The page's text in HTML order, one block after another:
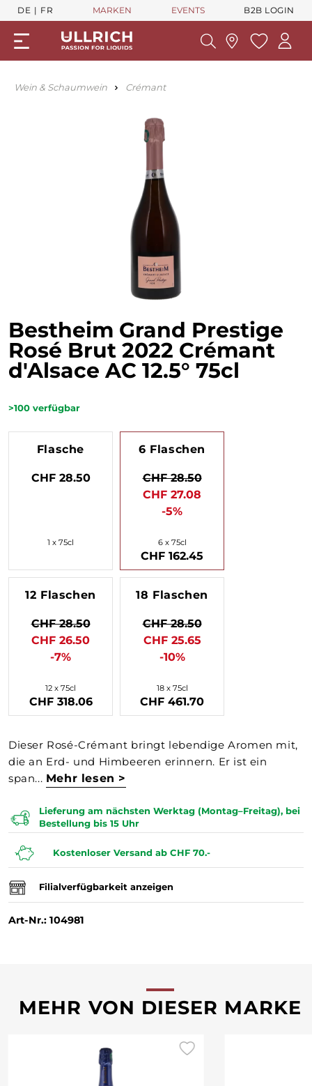
DE FR MARKEN EVENTS B2B LOGIN
Wein & Schaumwein Crémant
Bestheim Grand Prestige
Rosé Brut 2022 Crémant
d'Alsace AC 12.5° 75cl
>100 verfügbar
Flasche
CHF 28.50
1 x 75cl
6 Flaschen
CHF 28.50
CHF 27.08
-5%
6 x 75cl
CHF 162.45
12 Flaschen
CHF 28.50
CHF 26.50
-7%
12 x 75cl
CHF 318.06
18 Flaschen
CHF 28.50
CHF 25.65
-10%
18 x 75cl
CHF 461.70
Dieser Rosé-Crémant bringt lebendige Aromen mit,
die an Erd- und Himbeeren erinnern. Er ist ein
span... Mehr lesen >
Lieferung am nächsten Werktag (Montag–Freitag), bei
Bestellung bis 15 Uhr
Kostenloser Versand ab CHF 70.-
Filialverfügbarkeit anzeigen
Art-Nr.: 104981
MEHR VON DIESER MARKE